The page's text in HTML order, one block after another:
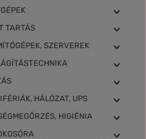
TARTÁS
SZERVEREK
HÁLÓZAT, UPS
HIGIÉNIA